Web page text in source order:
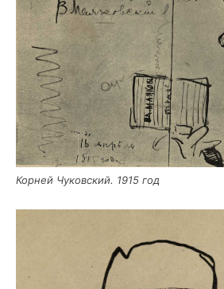
Кор­ней Чуков­ский. 1915 год